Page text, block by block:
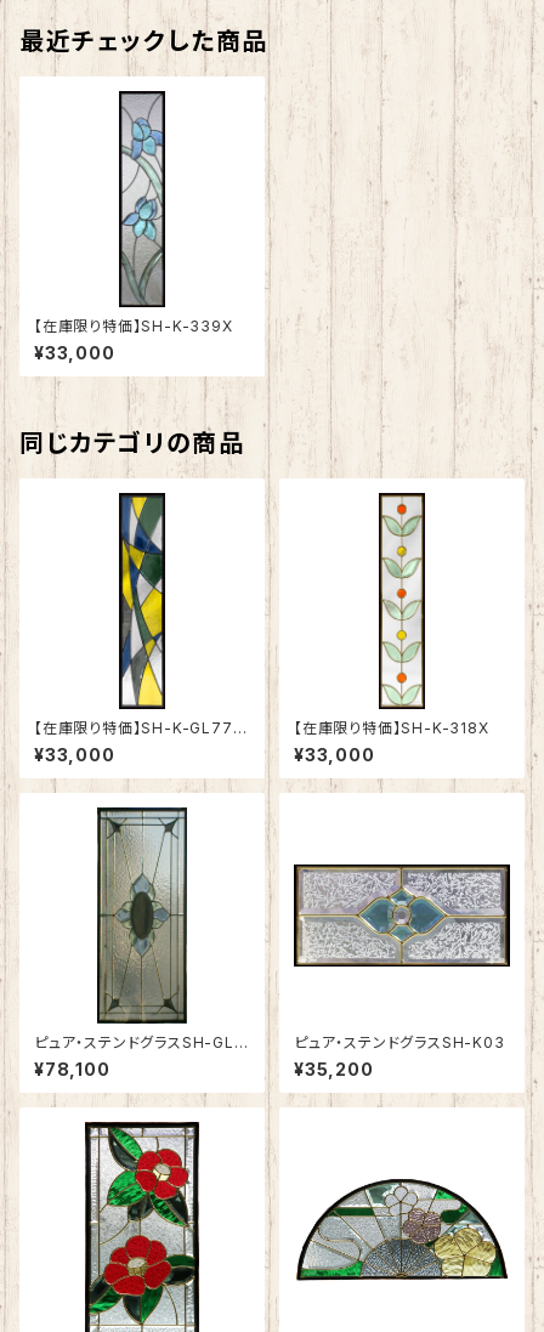
最近チェックした商品
【在庫限り特価】SH-K-339X
¥33,000
同じカテゴリの商品
【在庫限り特価】SH-K-GL77B
K
¥33,000
【在庫限り特価】SH-K-318X
¥33,000
ピュア・ステンドグラスSH-GL7
3
¥78,100
ピュア・ステンドグラスSH-K03
¥35,200